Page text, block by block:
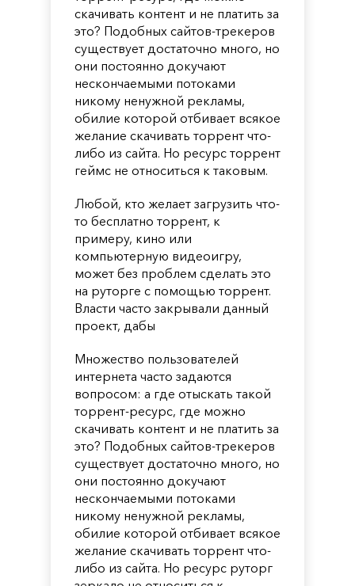
скачивать контент и не платить за
это? Подобных сайтов-трекеров
существует достаточно много, но
они постоянно докучают
нескончаемыми потоками
никому ненужной рекламы,
обилие которой отбивает всякое
желание скачивать торрент что-
либо из сайта. Но ресурс торрент
геймс не относиться к таковым.
Любой, кто желает загрузить что-
то бесплатно торрент, к
примеру, кино или
компьютерную видеоигру,
может без проблем сделать это
на руторге с помощью торрент.
Власти часто закрывали данный
проект, дабы
Множество пользователей
интернета часто задаются
вопросом: а где отыскать такой
торрент-ресурс, где можно
скачивать контент и не платить за
это? Подобных сайтов-трекеров
существует достаточно много, но
они постоянно докучают
нескончаемыми потоками
никому ненужной рекламы,
обилие которой отбивает всякое
желание скачивать торрент что-
либо из сайта. Но ресурс руторг